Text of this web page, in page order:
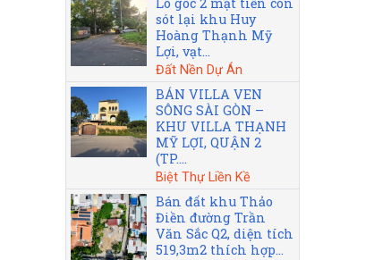
Lô góc 2 mặt tiền còn
sót lại khu Huy
Hoàng Thạnh Mỹ
Lợi, vạt...
Đất Nền Dự Án
BÁN VILLA VEN
SÔNG SÀI GÒN –
KHU VILLA THẠNH
MỸ LỢI, QUẬN 2
(TP....
Biệt Thự Liền Kề
Bán đất khu Thảo
Điền đường Trần
Văn Sắc Q2, diện tích
519,3m2 thích hợp...